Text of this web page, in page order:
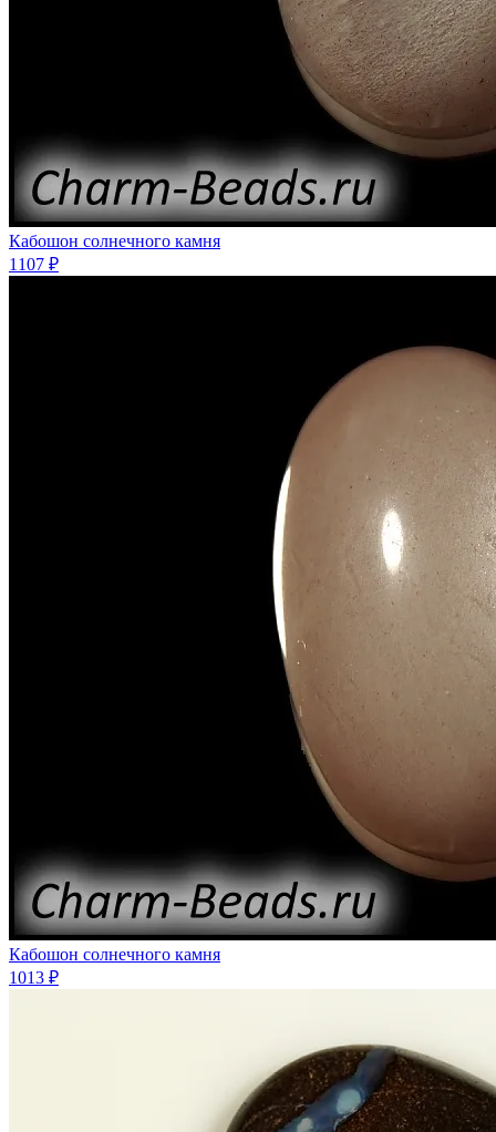
Кабошон солнечного камня
1107 ₽
Кабошон солнечного камня
1013 ₽